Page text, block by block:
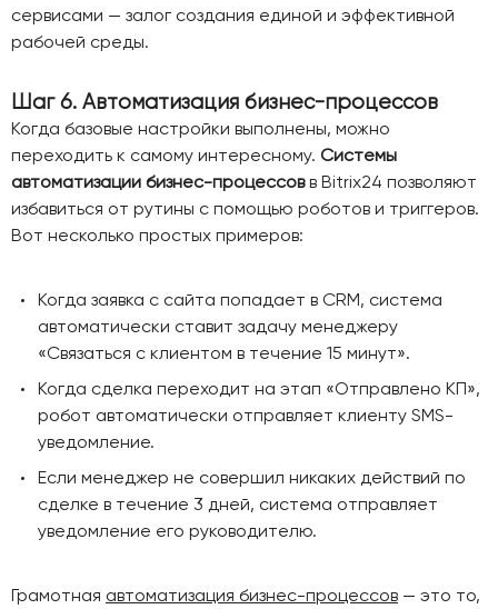
сервисами — залог создания единой и эффективной
рабочей среды.
Шаг 6. Автоматизация бизнес-процессов
Когда базовые настройки выполнены, можно
переходить к самому интересному. Системы
автоматизации бизнес-процессовв Bitrix24 позволяют
избавиться от рутины с помощью роботов и триггеров.
Вот несколько простых примеров:
Когда заявка с сайта попадает в CRM, система
автоматически ставит задачу менеджеру
«Связаться с клиентом в течение 15 минут».
Когда сделка переходит на этап «Отправлено КП»,
робот автоматически отправляет клиенту SMS-
уведомление.
Если менеджер не совершил никаких действий по
сделке в течение 3 дней, система отправляет
уведомление его руководителю.
Грамотная автоматизация бизнес-процессов — это то,